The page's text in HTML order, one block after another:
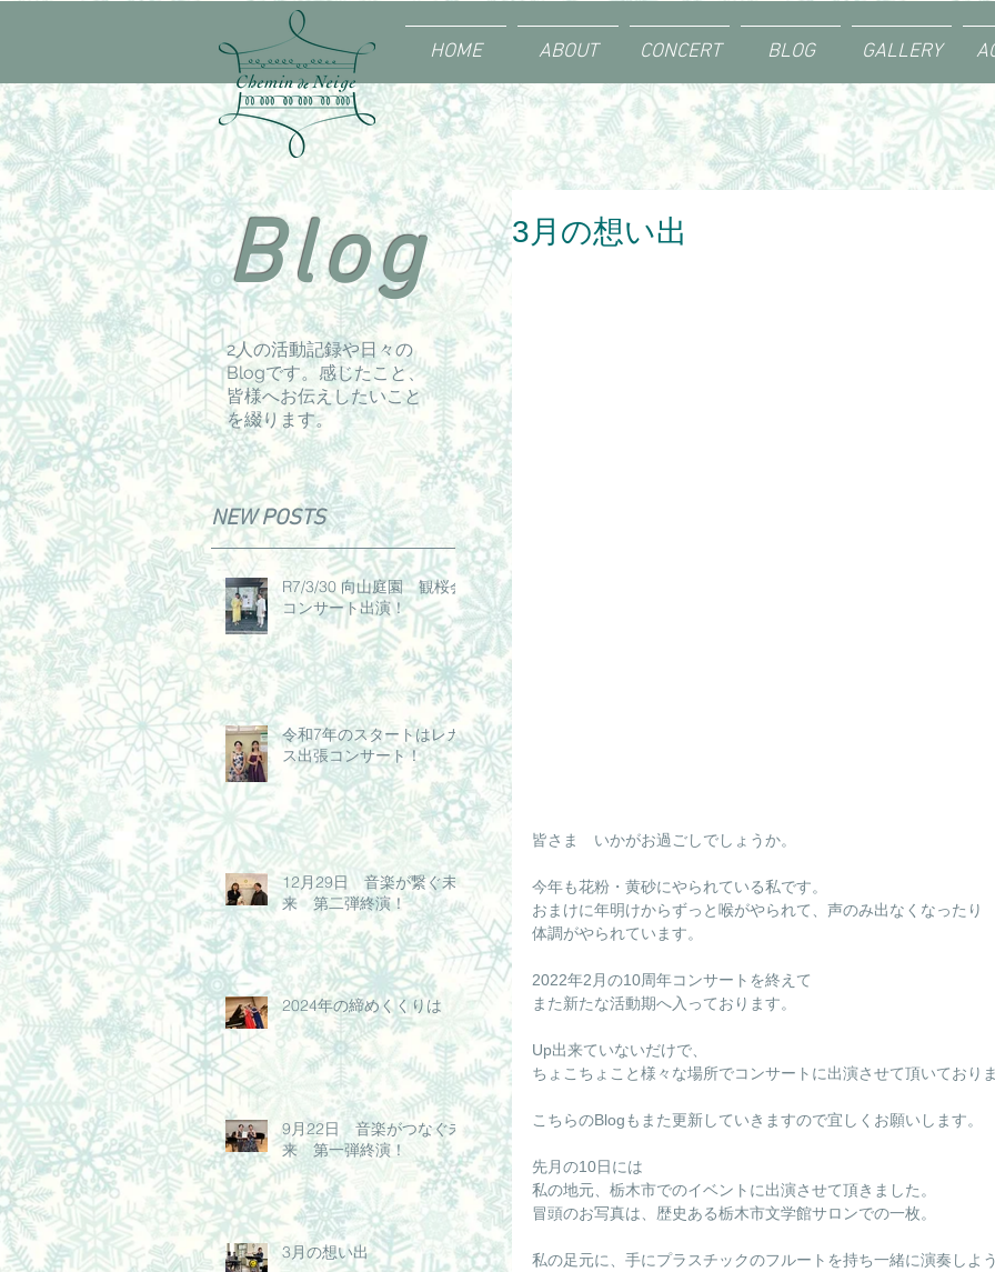
HOME ABOUT CONCERT BLOG GALLERY
Blog
2人の活動記録や日々の
Blogです。感じたこと、
皆様へお伝えしたいこと
を綴ります。
NEW POSTS
R7/3/30 向山庭園 観桜会
コンサート出演！
令和7年のスタートはレガ
ス出張コンサート！
12月29日 音楽が繋ぐ未
来 第二弾終演！
2024年の締めくくりは
9月22日 音楽がつなぐ未
来 第一弾終演！
3月の想い出
3月の想い出
皆さま　いかがお過ごしでしょうか。
今年も花粉・黄砂にやられている私です。
おまけに年明けからずっと喉がやられて、声のみ出なくなったり
体調がやられています。
2022年2月の10周年コンサートを終えて
また新たな活動期へ入っております。
Up出来ていないだけで、
ちょこちょこと様々な場所でコンサートに出演させて頂いており
こちらのBlogもまた更新していきますので宜しくお願いします。
先月の10日には
私の地元、栃木市でのイベントに出演させて頂きました。
冒頭のお写真は、歴史ある栃木市文学館サロンでの一枚。
私の足元に、手にプラスチックのフルートを持ち一緒に演奏しよ